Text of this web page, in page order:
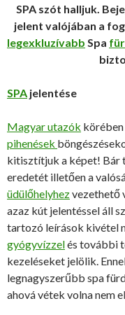
SPA szót halljuk.
jelent valójában a
legexkluzívabb Spa
SPA jelentése
Magyar utazók
pihenések
kitisztítjuk a képet! Bár
eredetét illetően a
üdülőhelyhezvezethető
azaz kút jelentéssel áll
tartozó leírások kivétel
gyógyvízzelés további
kezeléseket jelölik.
legnagyszerűbb spa
ahová vétek volna nem